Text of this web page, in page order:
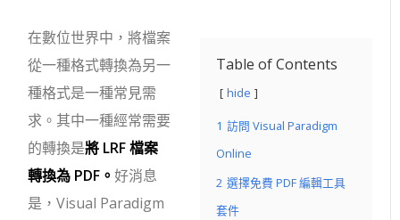
Table of Contents
hide
1 訪問 Visual Paradigm
Online
2 選擇免費 PDF 編輯工具
套件
在數位世界中，將檔案
從一種格式轉換為另一
種格式是一種常見需
求。其中一種經常需要
的轉換是將 LRF 檔案
轉換為 PDF。好消息
是，Visual Paradigm